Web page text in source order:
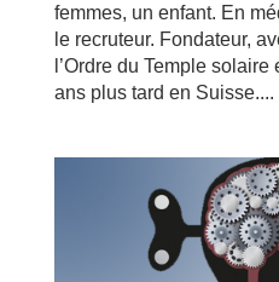
femmes, un enfant. En
le recruteur. Fondateur,
l’Ordre du Temple
ans plus tard en Suisse....